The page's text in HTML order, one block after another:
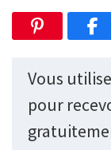
Vous
pour